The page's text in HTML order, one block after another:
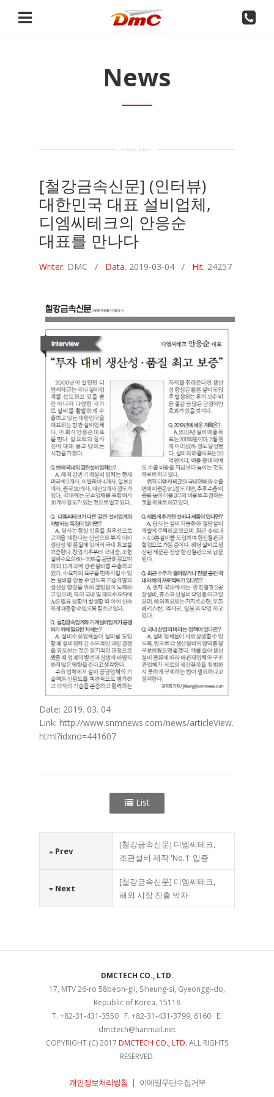
News
[철강금속신문] (인터뷰)
대한민국 대표 설비업체,
디엠씨테크의 안응순
대표를 만나다
Writer. DMC / Data. 2019-03-04 / Hit. 24257
Date: 2019. 03. 04
Link: http://www.snmnews.com/news/articleView.
html?idxno=441607
List
Prev
[철강금속신문] 디엠씨테크,
조관설비 제작 'No.1' 입증
Next
[철강금속신문] 디엠씨테크,
해외 시장 진출 박차
DMCTECH CO., LTD.
17, MTV 26-ro 58beon-gil, Siheung-si, Gyeonggi-do,
Republic of Korea, 15118
T. +82-31-431-3550 F. +82-31-431-3799, 6160 E.
dmctech@hanmail.net
COPYRIGHT (C) 2017 DMCTECH CO., LTD. ALL RIGHTS
RESERVED.
개인정보처리방침 | 이메일무단수집거부